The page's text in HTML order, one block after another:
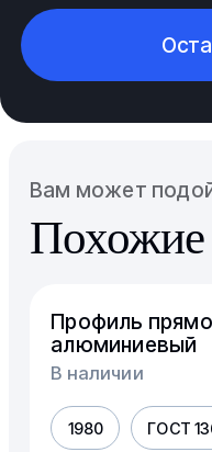
Вам может
Похожие
Профиль
алюминиевый
В наличии
1980 ГОСТ